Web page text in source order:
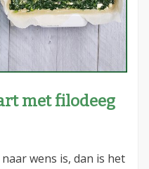
met filodeeg
wens is, dan is het